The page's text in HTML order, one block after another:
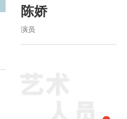
陈娇
演员